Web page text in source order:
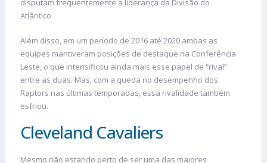
disputam frequentemente a liderança da Divisão do
Atlântico.
Além disso, em um período de 2016 até 2020 ambas as
equipes mantiveram posições de destaque na Conferência
Leste, o que intensificou ainda mais esse papel de “rival”
entre as duas. Mas, com a queda no desempenho dos
Raptors nas últimas temporadas, essa rivalidade também
esfriou.
Cleveland Cavaliers
Mesmo não estando perto de ser uma das maiores